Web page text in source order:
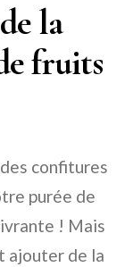
la
fruits
confitures
purée de
! Mais
ajouter de la